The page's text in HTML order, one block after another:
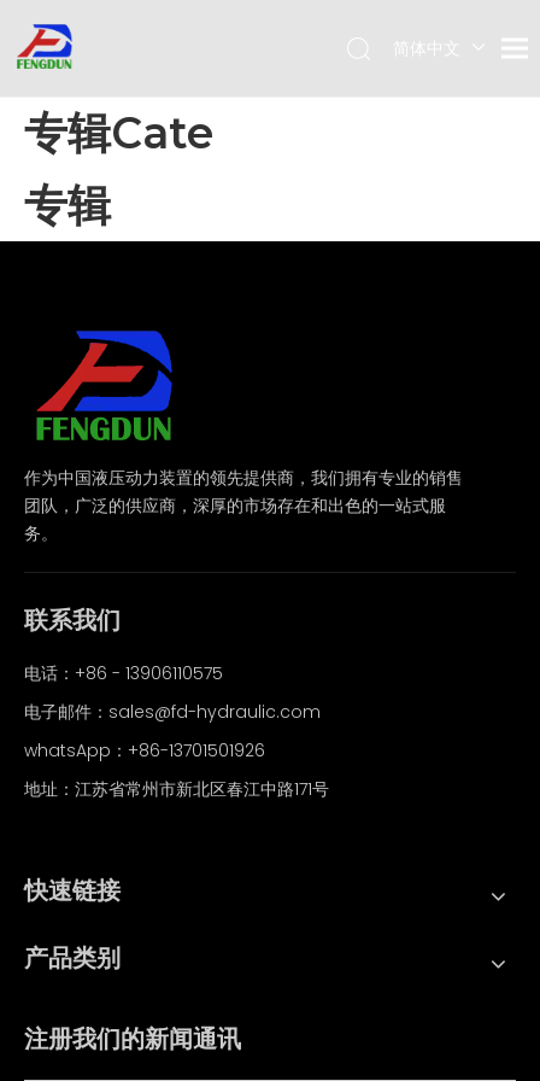
简体中文
专辑Cate
专辑
作为中国液压动力装置的领先提供商，我们拥有专业的销售
团队，广泛的供应商，深厚的市场存在和出色的一站式服
务。
联系我们
电话：+86 - 13906110575
电子邮件： sales@fd-hydraulic.com
whatsApp： +86-13701501926
地址：江苏省常州市新北区春江中路171号
快速链接
产品类别
注册我们的新闻通讯